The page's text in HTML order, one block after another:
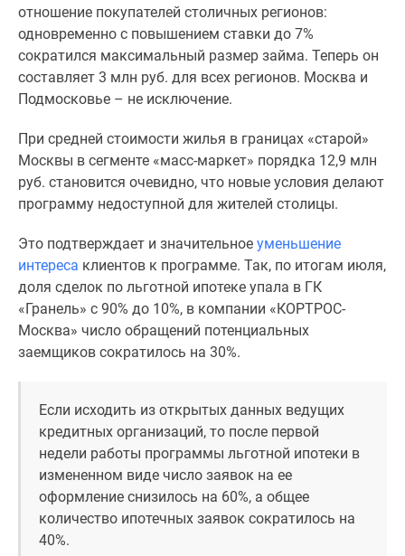
Видео
новостроек
Субсидированная
застройщиком
Rutube
дома
Москве
Программа
реновации
премиум-
класса
Новостройки
бизнес-
класса
Рассрочка
Траншевая
отношение покупателей столичных регионов:
одновременно с повышением ставки до 7%
сократился максимальный размер займа. Теперь он
составляет 3 млн руб. для всех регионов. Москва и
Подмосковье – не исключение.
При средней стоимости жилья в границах «старой»
Москвы в сегменте «масс-маркет» порядка 12,9 млн
руб. становится очевидно, что новые условия делают
программу недоступной для жителей столицы.
Это подтверждает и значительное уменьшение
интереса клиентов к программе. Так, по итогам июля,
доля сделок по льготной ипотеке упала в ГК
«Гранель» с 90% до 10%, в компании «КОРТРОС-
Москва» число обращений потенциальных
заемщиков сократилось на 30%.
Если исходить из открытых данных ведущих
кредитных организаций, то после первой
недели работы программы льготной ипотеки в
измененном виде число заявок на ее
оформление снизилось на 60%, а общее
количество ипотечных заявок сократилось на
40%.